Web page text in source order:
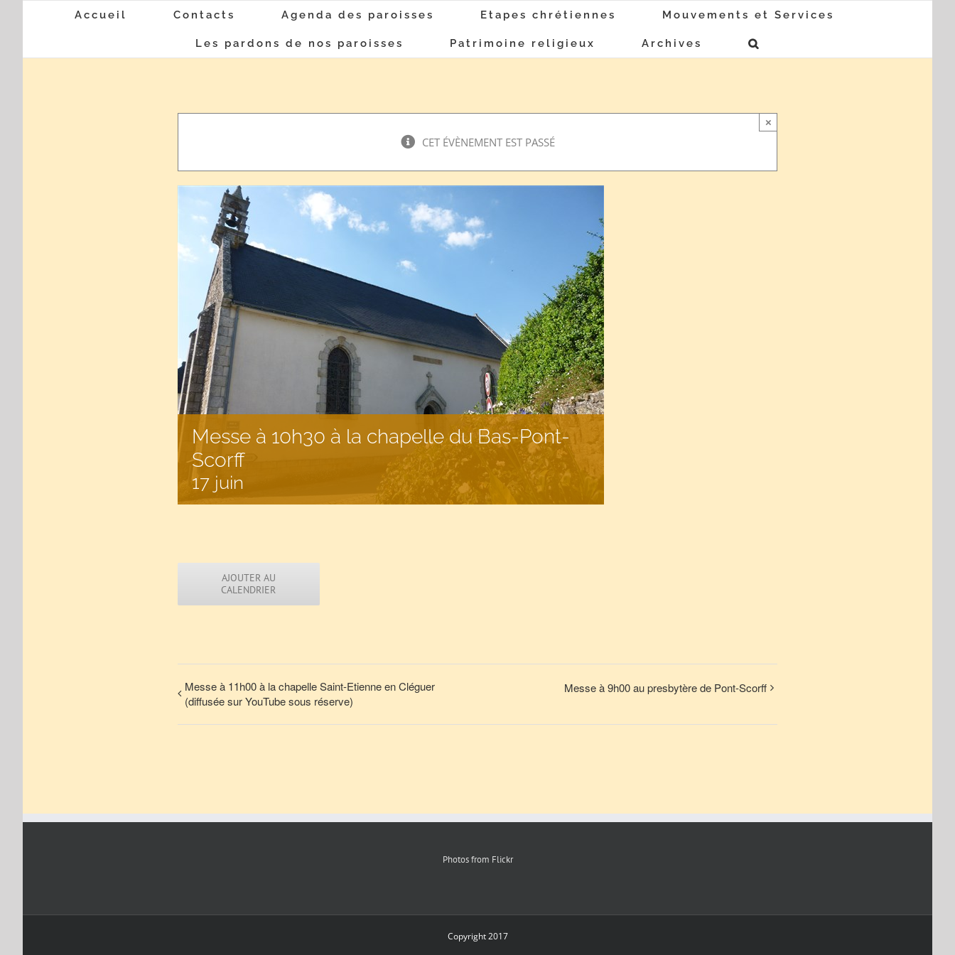
Accueil Contacts Agenda des paroisses Etapes chrétiennes Mouvements et Services
Les pardons de nos paroisses Patrimoine religieux Archives
CET ÉVÈNEMENT EST PASSÉ
×
Messe à 10h30 à la chapelle du Bas-Pont-
Scorff
17 juin
AJOUTER AU
CALENDRIER
Messe à 11h00 à la chapelle Saint-Etienne en Cléguer
(diffusée sur YouTube sous réserve)
Messe à 9h00 au presbytère de Pont-Scorff
Photos from Flickr
Copyright 2017